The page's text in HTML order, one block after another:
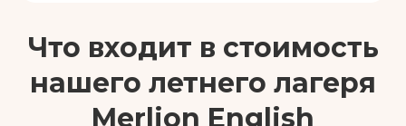
Что входит в стоимость
нашего летнего лагеря
Merlion English